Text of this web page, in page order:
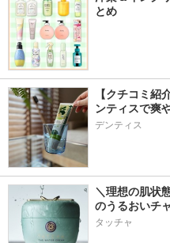
とめ
【クチコミ紹
ンティスで爽
デンティス
＼理想の肌状
のうるおいチ
タッチャ